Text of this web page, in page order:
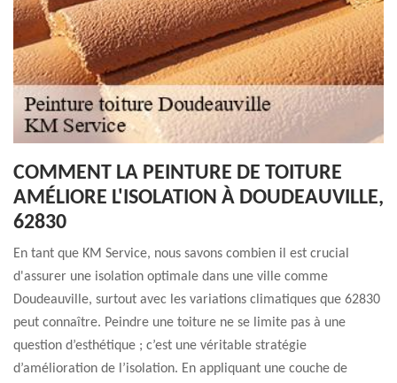
COMMENT LA PEINTURE DE TOITURE
AMÉLIORE L'ISOLATION À DOUDEAUVILLE,
62830
En tant que KM Service, nous savons combien il est crucial
d'assurer une isolation optimale dans une ville comme
Doudeauville, surtout avec les variations climatiques que 62830
peut connaître. Peindre une toiture ne se limite pas à une
question d’esthétique ; c’est une véritable stratégie
d’amélioration de l’isolation. En appliquant une couche de